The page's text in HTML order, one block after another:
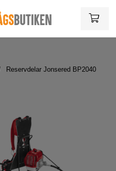
Reservdelar Jonsered BP2040